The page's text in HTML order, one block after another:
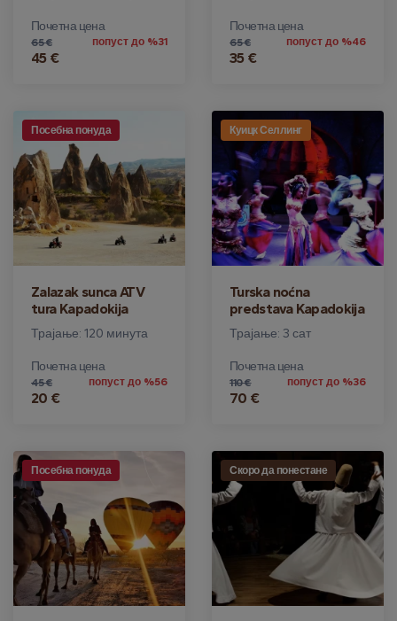
Почетна цена
65 €
45 €
попуст до %31
Почетна цена
65 €
35 €
попуст до %46
Посебна понуда
Zalazak sunca ATV
tura Kapadokija
Трајање: 120 минута
Почетна цена
45 €
20 €
попуст до %56
Куицк Селлинг
Turska noćna
predstava Kapadokija
Трајање: 3 сат
Почетна цена
110 €
70 €
попуст до %36
Посебна понуда Скоро да понестане